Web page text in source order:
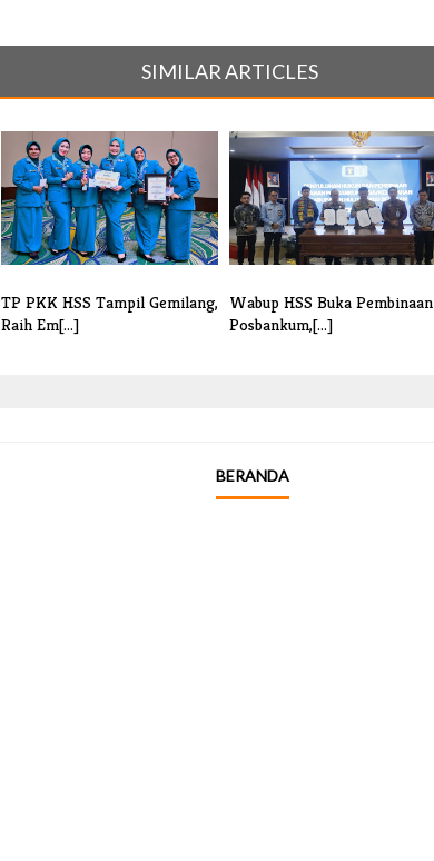
SIMILAR ARTICLES
TP PKK HSS Tampil Gemilang,
Raih Em[...]
Wabup HSS Buka Pembinaan
Posbankum,[...]
BERANDA